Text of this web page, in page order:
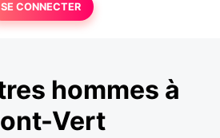
SE CONNECTER
hommes à
Vert